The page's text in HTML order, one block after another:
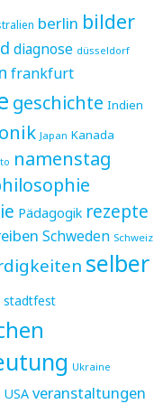
berlin bilder
diagnose düsseldorf
frankfurt
geschichte Indien
Japan Kanada
namenstag
Pädagogik rezepte
Schweden Schweiz
selber
stadtfest
Ukraine
USA veranstaltungen